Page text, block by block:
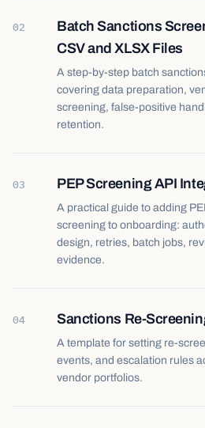
02
Batch Sanctions
CSV and XLSX Files
A step-by-step batch
covering data preparation,
screening, false-positive
retention.
03 PEP Screening API
A practical guide to adding
screening to onboarding:
design, retries, batch jobs,
evidence.
04 Sanctions Re-
A template for setting re-
events, and escalation rules
vendor portfolios.